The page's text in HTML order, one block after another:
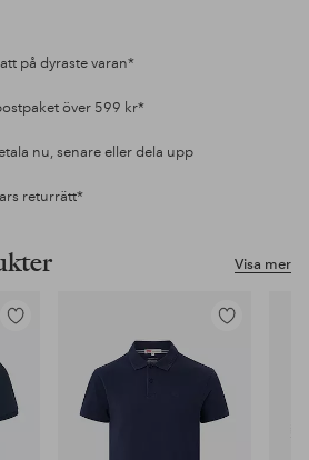
på dyraste varan*
över 599 kr*
nu, senare eller dela upp
returrätt*
Visa mer
Lägg
i
favoriter
Lägg
i
favoriter